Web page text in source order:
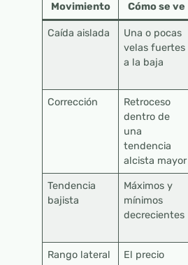
Movimiento Cómo se ve
Caída aislada
Una o pocas
velas fuertes
a la baja
Corrección
Retroceso
dentro de
una
tendencia
alcista mayor
Tendencia
bajista
Máximos y
mínimos
decrecientes
Rango lateral
El precio